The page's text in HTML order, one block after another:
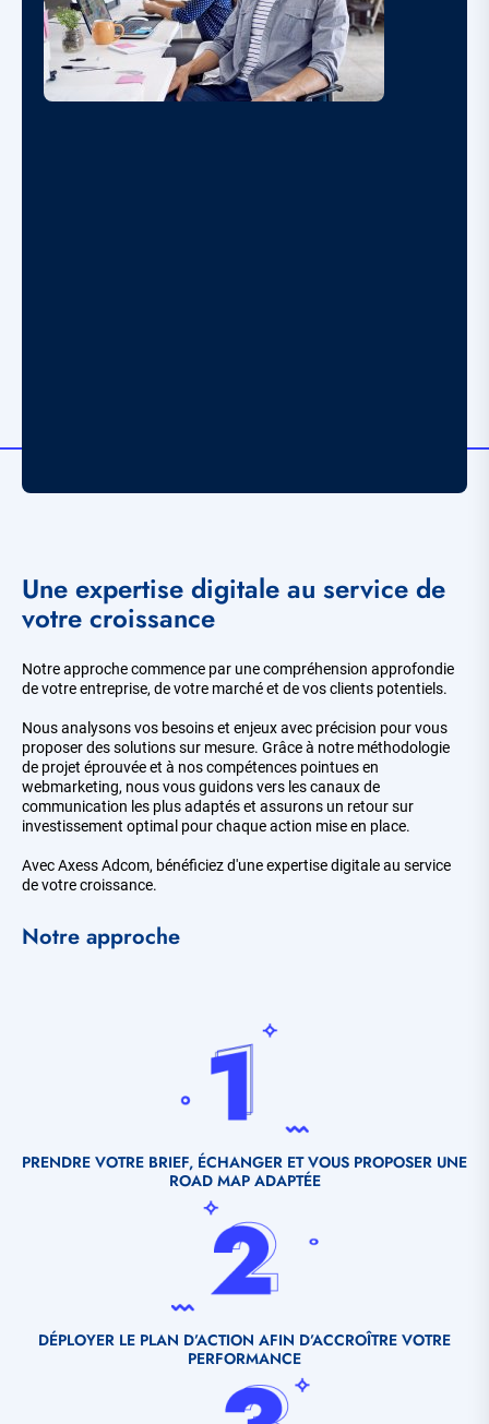
Une expertise digitale au service de
votre croissance
Notre approche commence par une compréhension approfondie
de votre entreprise, de votre marché et de vos clients potentiels.
Nous analysons vos besoins et enjeux avec précision pour vous
proposer des solutions sur mesure. Grâce à notre méthodologie
de projet éprouvée et à nos compétences pointues en
webmarketing, nous vous guidons vers les canaux de
communication les plus adaptés et assurons un retour sur
investissement optimal pour chaque action mise en place.
Avec Axess Adcom, bénéficiez d'une expertise digitale au service
de votre croissance.
Notre approche
PRENDRE VOTRE BRIEF, ÉCHANGER ET VOUS PROPOSER UNE
ROAD MAP ADAPTÉE
Fichier
source
DÉPLOYER LE PLAN D’ACTION AFIN D’ACCROÎTRE VOTRE
PERFORMANCE